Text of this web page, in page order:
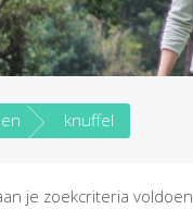
knuffel
je zoekcriteria